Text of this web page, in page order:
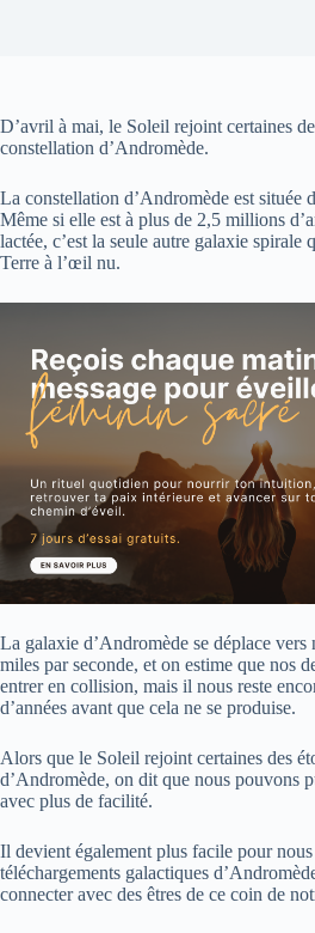
D’avril à mai, le Soleil rejoint certaines
constellation d’Andromède.
La constellation d’Andromède est située
Même si elle est à plus de 2,5 millions
lactée, c’est la seule autre galaxie spirale
Terre à l’œil nu.
La galaxie d’Andromède se déplace vers
miles par seconde, et on estime que nos
entrer en collision, mais il nous reste
d’années avant que cela ne se produise.
Alors que le Soleil rejoint certaines des
d’Andromède, on dit que nous pouvons
avec plus de facilité.
Il devient également plus facile pour
téléchargements galactiques
connecter avec des êtres de ce coin de